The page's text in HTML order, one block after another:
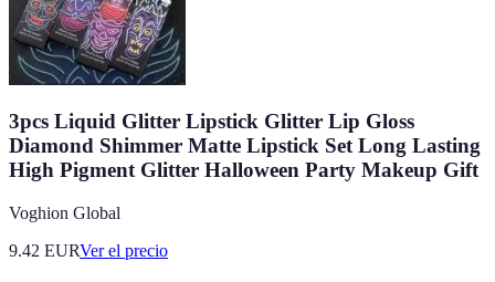
3pcs Liquid Glitter Lipstick Glitter Lip Gloss
Diamond Shimmer Matte Lipstick Set Long Lasting
High Pigment Glitter Halloween Party Makeup Gift
Voghion Global
9.42 EURVer el precio